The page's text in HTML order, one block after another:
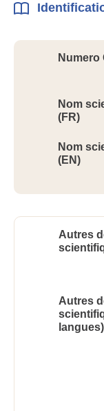
Numero
Nom
(FR)
Nom
(EN)
Autres
Autres
langues)